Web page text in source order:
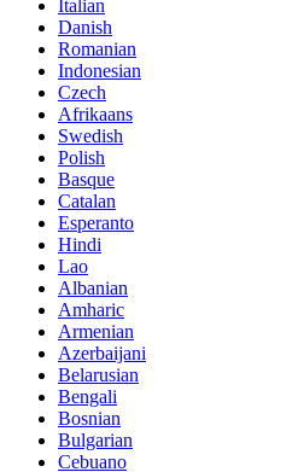
Italian
Danish
Romanian
Indonesian
Czech
Afrikaans
Swedish
Polish
Basque
Catalan
Esperanto
Hindi
Lao
Albanian
Amharic
Armenian
Azerbaijani
Belarusian
Bengali
Bosnian
Bulgarian
Cebuano